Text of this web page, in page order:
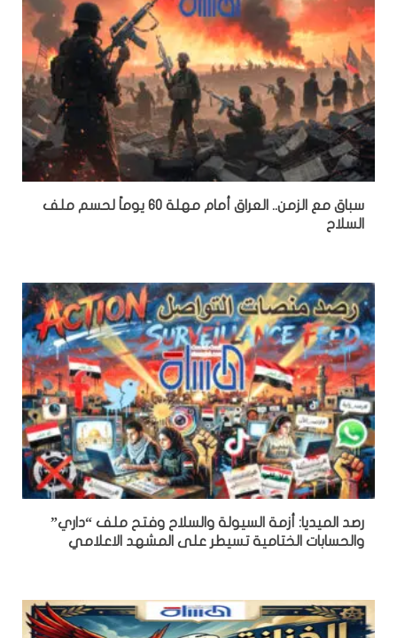
سباق مع الزمن.. العراق أمام مهلة 60 يوماً لحسم ملف
السلاح
رصد الميديا: أزمة السيولة والسلاح وفتح ملف “داري”
والحسابات الختامية تسيطر على المشهد الاعلامي